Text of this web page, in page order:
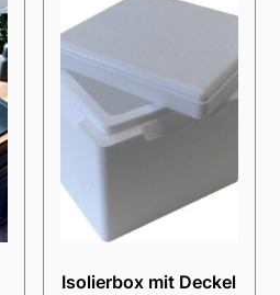
Isolierbox mit Deckel